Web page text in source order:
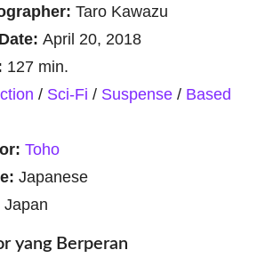
Taro Kawazu
April 20, 2018
127 min.
/ Sci-Fi / Suspense/ Based
Toho
Japanese
Japan
yang Berperan